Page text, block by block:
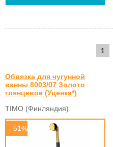
1
Обвязка для чугунной
ванны 8003/07 Золото
глянцевое (Уценка*)
TIMO (Финляндия)
- 51%